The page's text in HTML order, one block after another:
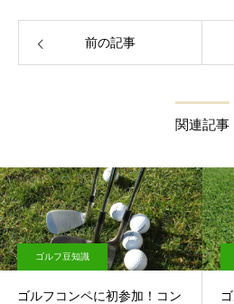
前の記事
関連記事
ゴルフ豆知識
ゴルフコンペに初参加！コン